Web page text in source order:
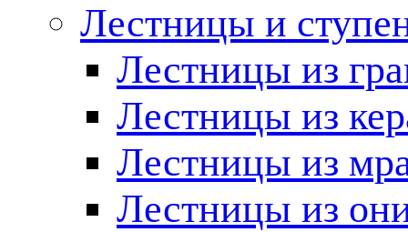
Лестницы и
Лестницы из
Лестницы из
Лестницы из
Лестницы из